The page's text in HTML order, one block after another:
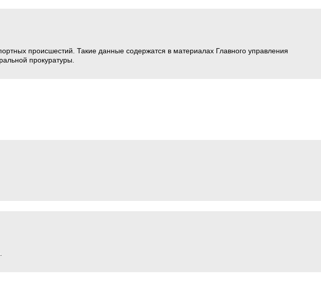
происшестий. Такие данные содержатся в материалах Главного управления
прокуратуры.